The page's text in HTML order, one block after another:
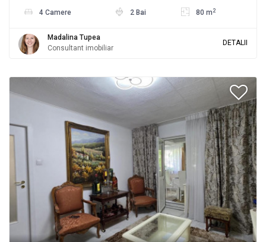
4 Camere 2 Bai 80 m 2
Madalina Tupea
Consultant imobiliar
DETALII